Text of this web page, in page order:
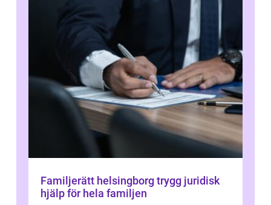
Familjerätt helsingborg trygg juridisk
hjälp för hela familjen